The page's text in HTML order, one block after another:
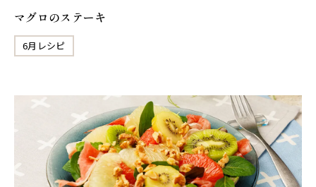
マグロのステーキ
6月レシピ